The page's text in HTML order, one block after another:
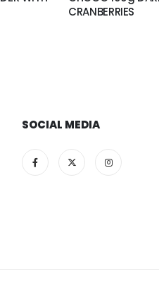
SOCIAL MEDIA